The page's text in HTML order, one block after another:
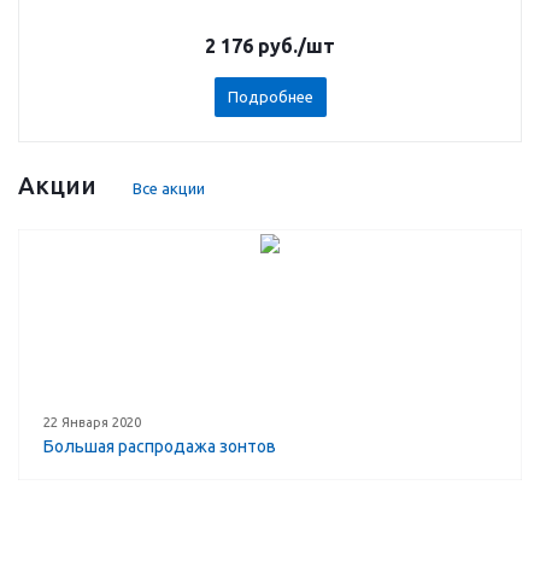
2 176 руб./шт
Подробнее
Акции Все акции
22 Января 2020
Большая распродажа зонтов